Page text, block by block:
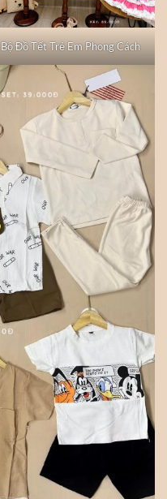
Bộ Đồ Tết Trẻ Em Phong Cách